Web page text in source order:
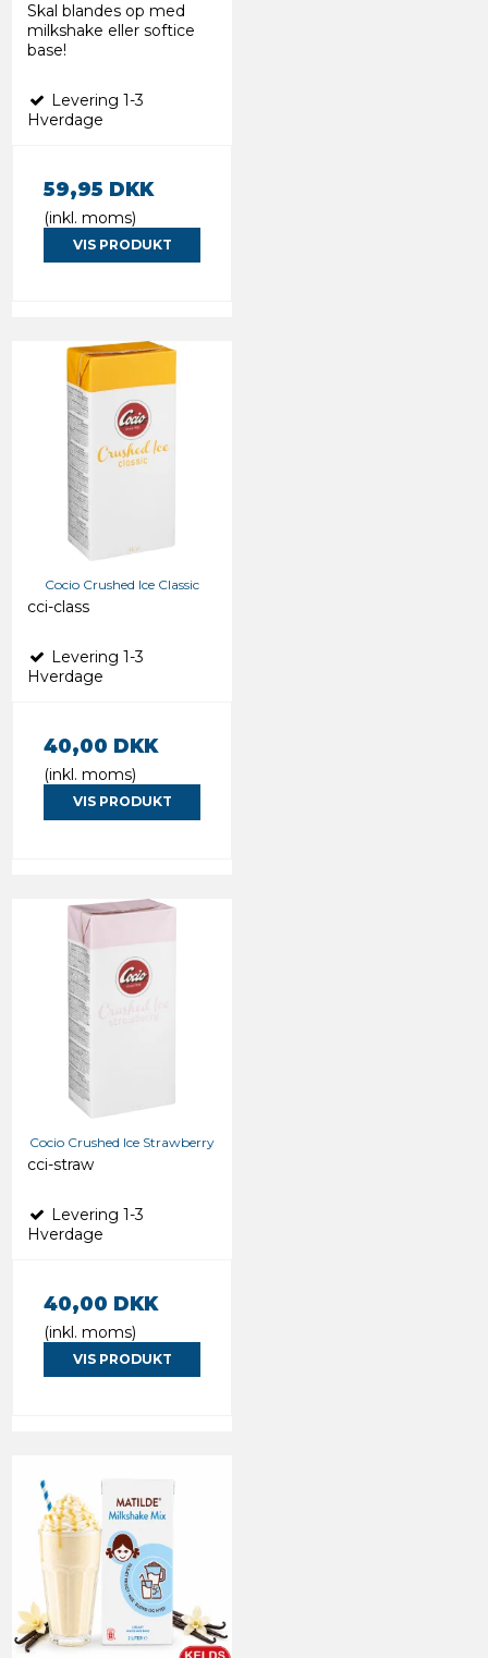
Skal blandes op med
milkshake eller softice
base!
Levering 1-3
Hverdage
59,95 DKK
(inkl. moms)
VIS PRODUKT
Cocio Crushed Ice Classic
cci-class
Levering 1-3
Hverdage
40,00 DKK
(inkl. moms)
VIS PRODUKT
Cocio Crushed Ice Strawberry
cci-straw
Levering 1-3
Hverdage
40,00 DKK
(inkl. moms)
VIS PRODUKT